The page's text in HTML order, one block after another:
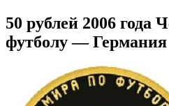
50 рублей 2006 года
футболу — Германия